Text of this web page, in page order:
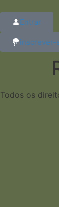
Entrar
inscrever-
Todos os